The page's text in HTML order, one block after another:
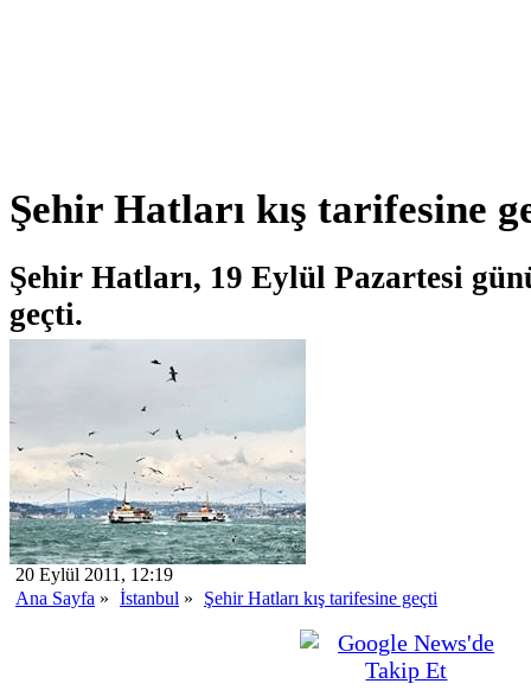
Şehir Hatları kış tarifesine
Şehir Hatları, 19 Eylül Pazartesi
geçti.
20 Eylül 2011, 12:19
Ana Sayfa » İstanbul » Şehir Hatları kış tarifesine geçti